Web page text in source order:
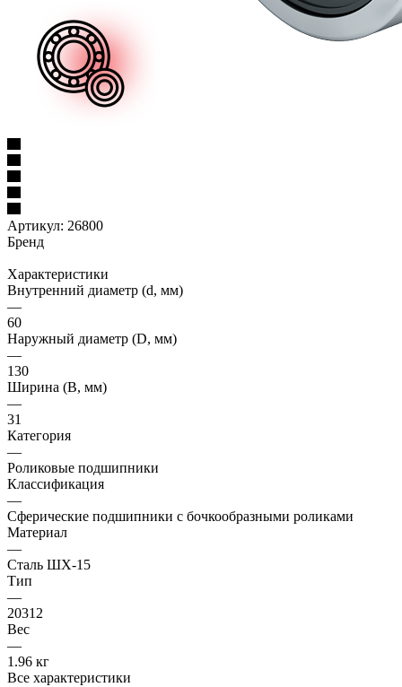
Артикул: 26800
Бренд
Характеристики
Внутренний диаметр (d, мм)
—
60
Наружный диаметр (D, мм)
—
130
Ширина (B, мм)
—
31
Категория
—
Роликовые подшипники
Классификация
—
Сферические подшипники с бочкообразными роликами
Материал
—
Сталь ШХ-15
Тип
—
20312
Вес
—
1.96 кг
Все характеристики